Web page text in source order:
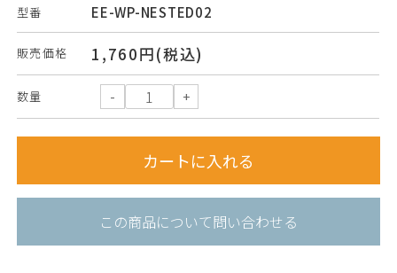
型番 EE-WP-NESTED02
販売価格 1,760円(税込)
数量
この商品について問い合わせる